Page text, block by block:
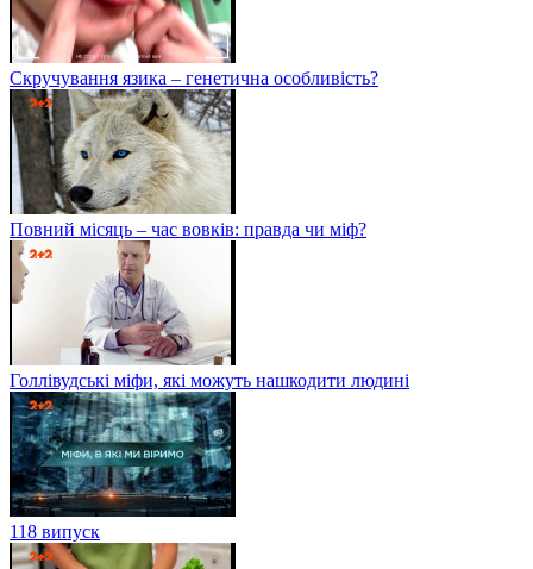
Скручування язика – генетична особливість?
Повний місяць – час вовків: правда чи міф?
Голлівудські міфи, які можуть нашкодити людині
118 випуск